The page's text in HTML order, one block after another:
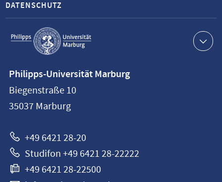
Service-
Navigation
DATENSCHUTZ
Philipps-
Universität
Marburg
Philipps-Universität Marburg
Biegenstraße 10
35037 Marburg
+49 6421 28-20
Studifon +49 6421 28-22222
+49 6421 28-22500